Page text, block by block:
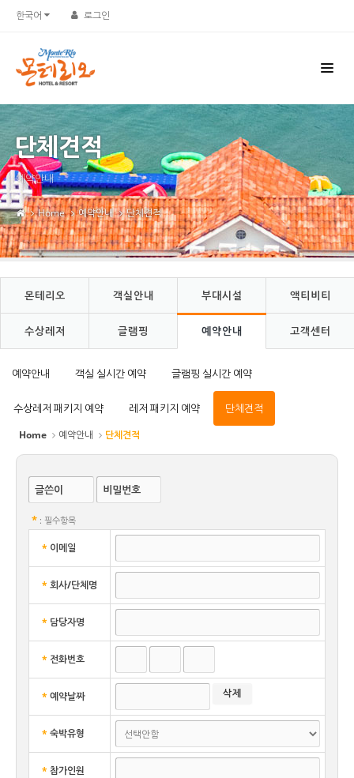
한국어 로그인
단체견적
예약안내
Home 예약안내 단체견적
몬테리오 객실안내 부대시설 액티비티
수상레저 글램핑 예약안내 고객센터
예약안내 객실 실시간 예약 글램핑 실시간 예약
수상레저 패키지 예약 레저 패키지 예약 단체견적
Home 예약안내 단체견적
글쓴이 비밀번호
* : 필수항목
* 이메일
* 회사/단체명
* 담당자명
* 전화번호
* 예약날짜
* 숙박유형
* 참가인원